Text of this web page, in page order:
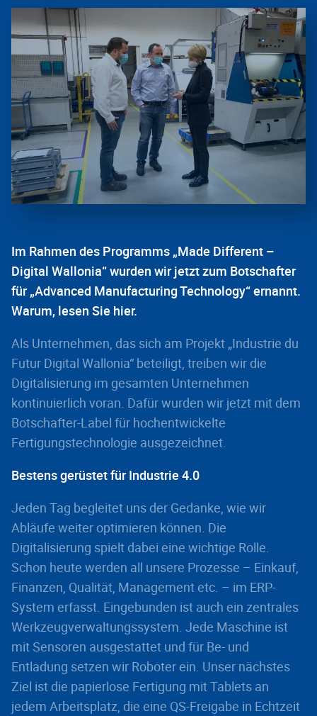
Im Rahmen des Programms „Made Different –
Digital Wallonia“ wurden wir jetzt zum Botschafter
für „Advanced Manufacturing Technology“ ernannt.
Warum, lesen Sie hier.
Als Unternehmen, das sich am Projekt „Industrie du
Futur Digital Wallonia“ beteiligt, treiben wir die
Digitalisierung im gesamten Unternehmen
kontinuierlich voran. Dafür wurden wir jetzt mit dem
Botschafter-Label für hochentwickelte
Fertigungstechnologie ausgezeichnet.
Bestens gerüstet für Industrie 4.0
Jeden Tag begleitet uns der Gedanke, wie wir
Abläufe weiter optimieren können. Die
Digitalisierung spielt dabei eine wichtige Rolle.
Schon heute werden all unsere Prozesse – Einkauf,
Finanzen, Qualität, Management etc. – im ERP-
System erfasst. Eingebunden ist auch ein zentrales
Werkzeugverwaltungssystem. Jede Maschine ist
mit Sensoren ausgestattet und für Be- und
Entladung setzen wir Roboter ein. Unser nächstes
Ziel ist die papierlose Fertigung mit Tablets an
jedem Arbeitsplatz, die eine QS-Freigabe in Echtzeit